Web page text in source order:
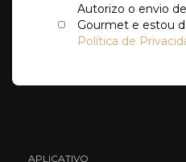
Autorizo o envio
Gourmet e estou
Política de
APLICATIVO